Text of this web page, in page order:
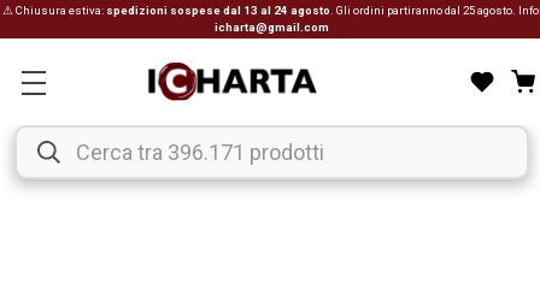
⚠ Chiusura estiva: spedizioni sospese dal 13 al 24 agosto . Gli ordini partiranno dal 25 agosto. Info:
icharta@gmail.com